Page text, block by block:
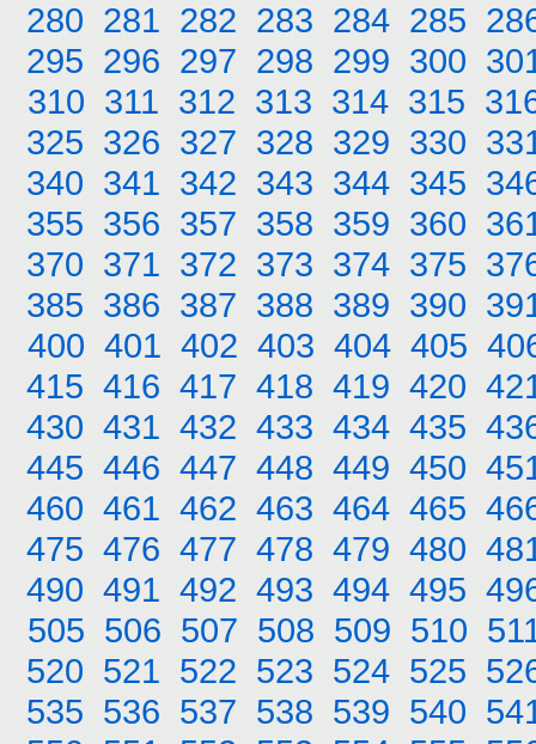
280 281 282 283 284 285
295 296 297 298 299 300
310 311 312 313 314 315
325 326 327 328 329 330
340 341 342 343 344 345
355 356 357 358 359 360
370 371 372 373 374 375
385 386 387 388 389 390
400 401 402 403 404 405
415 416 417 418 419 420
430 431 432 433 434 435
445 446 447 448 449 450
460 461 462 463 464 465
475 476 477 478 479 480
490 491 492 493 494 495
505 506 507 508 509 510
520 521 522 523 524 525
535 536 537 538 539 540